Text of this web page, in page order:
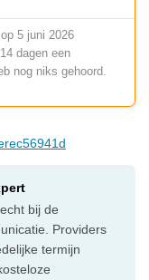
5 juni 2026
dagen een
nog niks gehoord.
bij de
Providers
termijn